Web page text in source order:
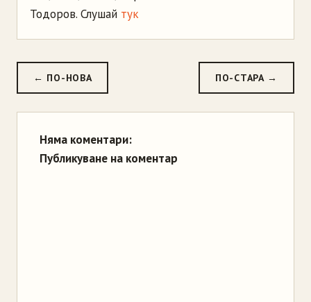
Тодоров. Слушай тук
← ПО-НОВА ПО-СТАРА →
Няма коментари:
Публикуване на коментар